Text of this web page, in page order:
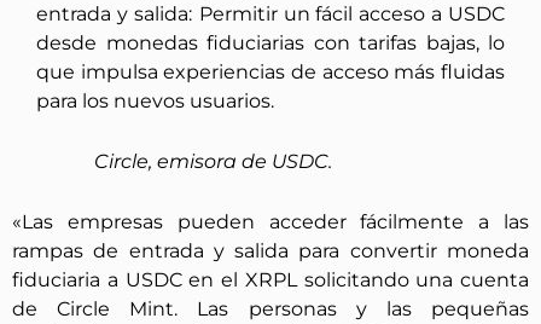
entrada y salida: Permitir un fácil acceso a USDC
desde monedas fiduciarias con tarifas bajas, lo
que impulsa experiencias de acceso más fluidas
para los nuevos usuarios.
Circle, emisora de USDC.
«Las empresas pueden acceder fácilmente a las
rampas de entrada y salida para convertir moneda
fiduciaria a USDC en el XRPL solicitando una cuenta
de Circle Mint. Las personas y las pequeñas